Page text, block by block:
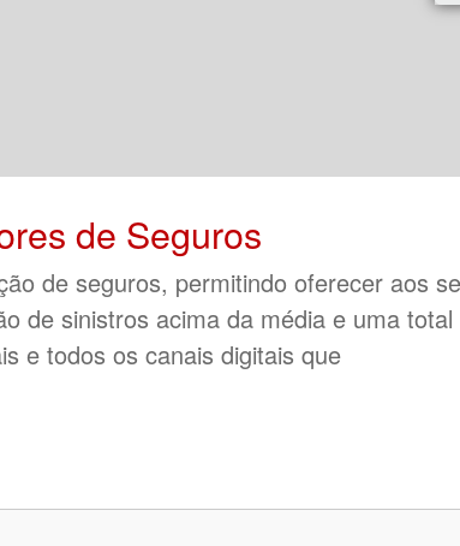
de Seguros
de seguros, permitindo oferecer aos
de sinistros acima da média e uma total
e todos os canais digitais que